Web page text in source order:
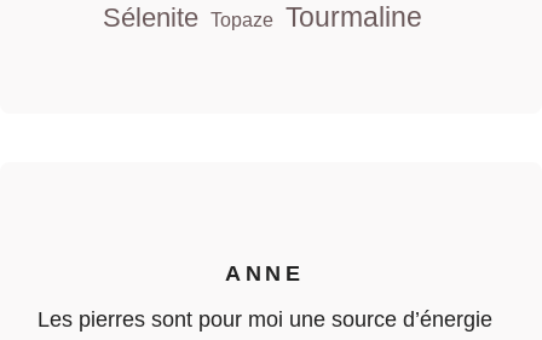
Sélenite Topaze Tourmaline
ANNE
Les pierres sont pour moi une source d’énergie